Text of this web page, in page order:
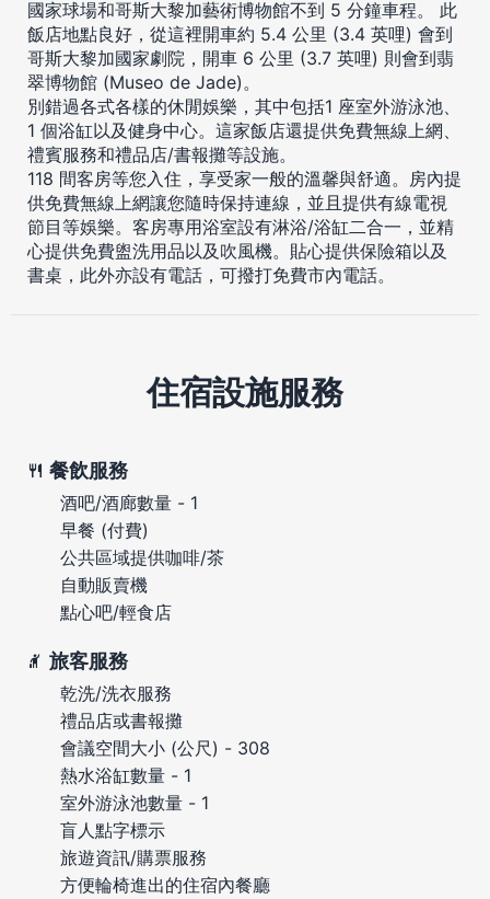
國家球場和哥斯大黎加藝術博物館不到 5 分鐘車程。 此
飯店地點良好，從這裡開車約 5.4 公里 (3.4 英哩) 會到
哥斯大黎加國家劇院，開車 6 公里 (3.7 英哩) 則會到翡
翠博物館 (Museo de Jade)。
別錯過各式各樣的休閒娛樂，其中包括1 座室外游泳池、
1 個浴缸以及健身中心。這家飯店還提供免費無線上網、
禮賓服務和禮品店/書報攤等設施。
118 間客房等您入住，享受家一般的溫馨與舒適。房內提
供免費無線上網讓您隨時保持連線，並且提供有線電視
節目等娛樂。客房專用浴室設有淋浴/浴缸二合一，並精
心提供免費盥洗用品以及吹風機。貼心提供保險箱以及
書桌，此外亦設有電話，可撥打免費市內電話。
住宿設施服務
餐飲服務
酒吧/酒廊數量 - 1
早餐 (付費)
公共區域提供咖啡/茶
自動販賣機
點心吧/輕食店
旅客服務
乾洗/洗衣服務
禮品店或書報攤
會議空間大小 (公尺) - 308
熱水浴缸數量 - 1
室外游泳池數量 - 1
盲人點字標示
旅遊資訊/購票服務
方便輪椅進出的住宿內餐廳